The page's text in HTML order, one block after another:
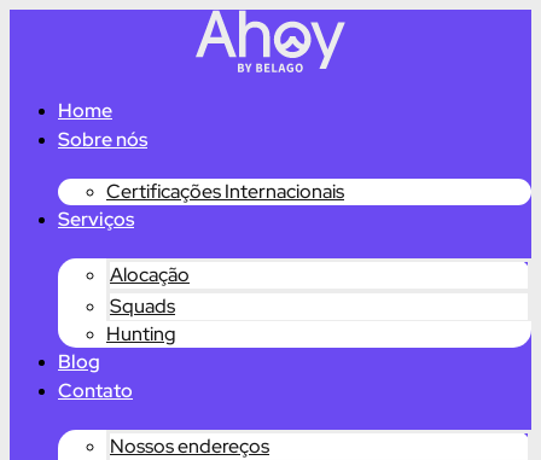
Home
Sobre nós
Certificações Internacionais
Serviços
Alocação
Squads
Hunting
Blog
Contato
Nossos endereços